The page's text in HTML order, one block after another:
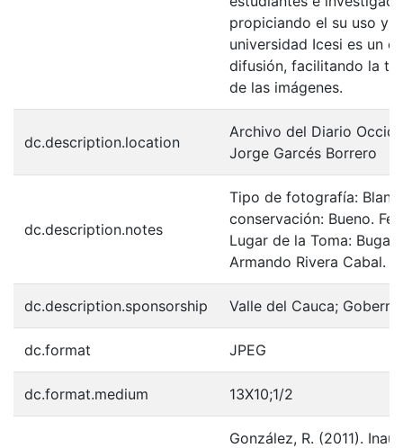
propiciando el su uso y
universidad Icesi es un
difusión, facilitando la
de las imágenes.
dc.description.location
Archivo del Diario
Jorge Garcés Borrero
dc.description.notes
Tipo de fotografía:
conservación: Bueno.
Lugar de la Toma: Buga.
Armando Rivera Cabal.
dc.description.sponsorship Valle del Cauca;
dc.format JPEG
dc.format.medium 13X10;1/2
González, R. (2011).